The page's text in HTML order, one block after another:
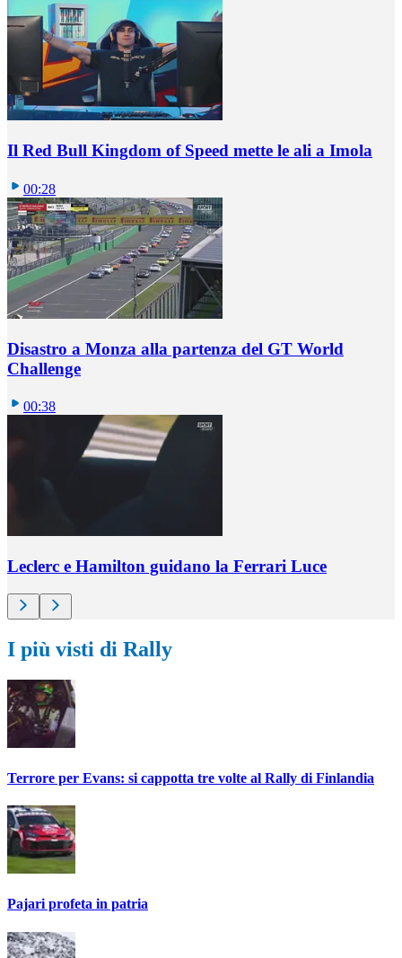
Il Red Bull Kingdom of Speed mette le ali a Imola
00:28
Disastro a Monza alla partenza del GT World
Challenge
00:38
Leclerc e Hamilton guidano la Ferrari Luce
I più visti di Rally
Terrore per Evans: si cappotta tre volte al Rally di Finlandia
Pajari profeta in patria